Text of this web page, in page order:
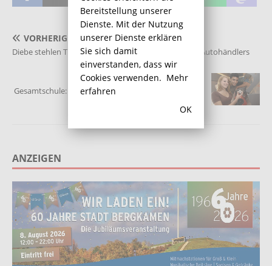
VORHERIGER
Diebe stehlen Transporter von einem Gelände eines Autohändlers
NÄCHSTER
Gesamtschule: M+E Infomobil will Schüler für Metall-
ANZEIGEN
Bereitstellung unserer
Dienste. Mit der Nutzung
unserer Dienste erklären
Sie sich damit
einverstanden, dass wir
Cookies verwenden. Mehr
erfahren
OK